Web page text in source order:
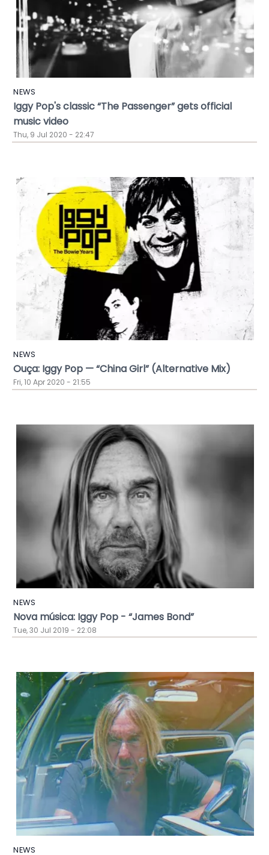
NEWS
Iggy Pop's classic “The Passenger” gets official
music video
Thu, 9 Jul 2020 - 22:47
NEWS
Ouça: Iggy Pop — “China Girl” (Alternative Mix)
Fri, 10 Apr 2020 - 21:55
NEWS
Nova música: Iggy Pop - “James Bond”
Tue, 30 Jul 2019 - 22:08
NEWS